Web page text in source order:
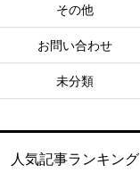
その他
お問い合わせ
未分類
人気記事ランキング